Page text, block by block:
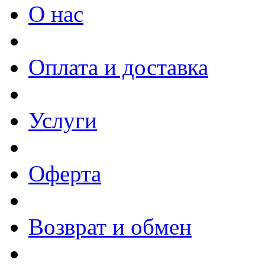
О нас
Оплата и доставка
Услуги
Оферта
Возврат и обмен